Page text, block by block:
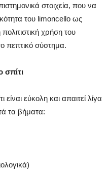
στοιχεία, που να
του limoncello ως
χρήση του
πεπτικό σύστημα.
σπίτι
εύκολη και απαιτεί λίγα
τα βήματα: